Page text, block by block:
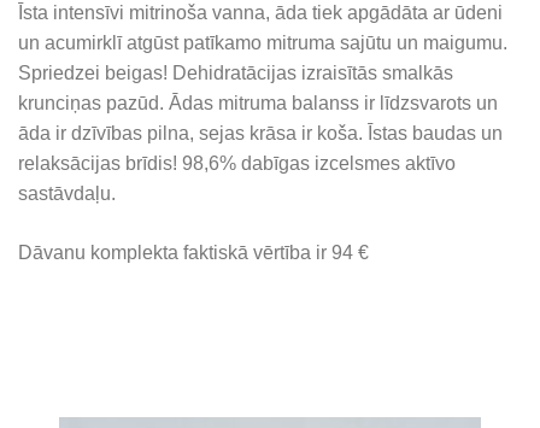
Īsta intensīvi mitrinoša vanna, āda tiek apgādāta ar ūdeni
un acumirklī atgūst patīkamo mitruma sajūtu un maigumu.
Spriedzei beigas! Dehidratācijas izraisītās smalkās
krunciņas pazūd. Ādas mitruma balanss ir līdzsvarots un
āda ir dzīvības pilna, sejas krāsa ir koša. Īstas baudas un
relaksācijas brīdis! 98,6% dabīgas izcelsmes aktīvo
sastāvdaļu.
Dāvanu komplekta faktiskā vērtība ir 94 €